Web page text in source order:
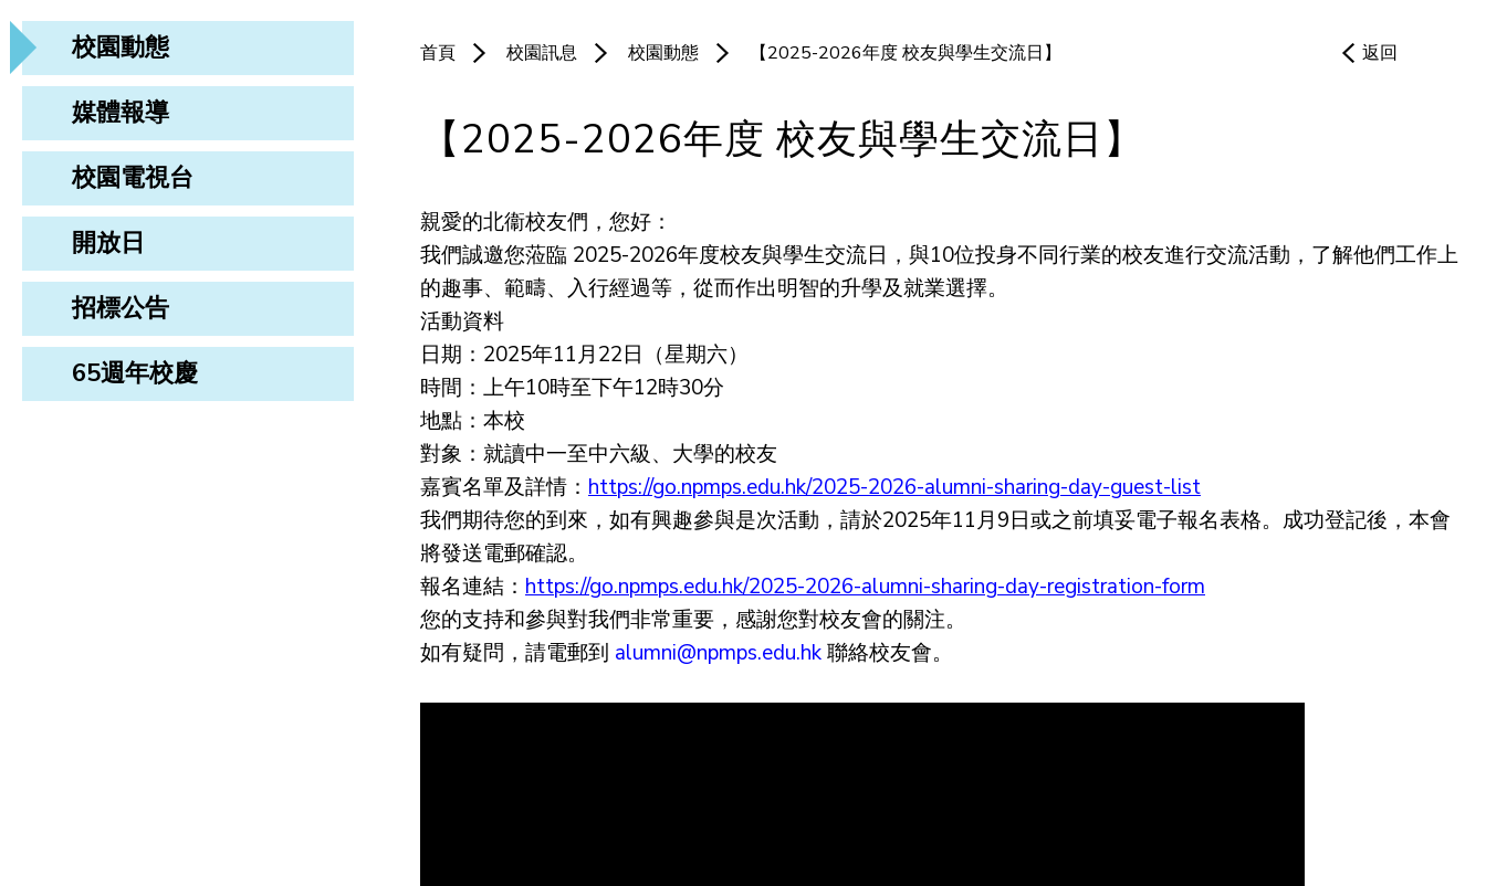
圖書科 境外交流
校園動態
媒體報導
校園電視台
開放日
招標公告
65週年校慶
返回
首頁 校園訊息 校園動態 【2025-2026年度 校友與學生交流日】
【2025-2026年度 校友與學生交流日】
親愛的北衞校友們，您好：
我們誠邀您蒞臨 2025-2026年度校友與學生交流日，與10位投身不同行業的校友進行交流活動，了解他們工作上
的趣事、範疇、入行經過等，從而作出明智的升學及就業選擇。
活動資料
日期：2025年11月22日（星期六）
時間：上午10時至下午12時30分
地點：本校
對象：就讀中一至中六級、大學的校友
嘉賓名單及詳情： https://go.npmps.edu.hk/2025-2026-alumni-sharing-day-guest-list
我們期待您的到來，如有興趣參與是次活動，請於2025年11月9日或之前填妥電子報名表格。成功登記後，本會
將發送電郵確認。
報名連結： https://go.npmps.edu.hk/2025-2026-alumni-sharing-day-registration-form
您的支持和參與對我們非常重要，感謝您對校友會的關注。
如有疑問，請電郵到 alumni@npmps.edu.hk聯絡校友會。